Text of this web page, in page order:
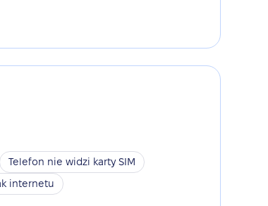
Telefon nie widzi karty SIM
internetu